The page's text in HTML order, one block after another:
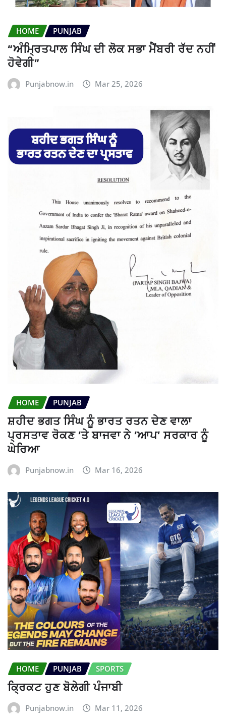
HOME PUNJAB
“ਅੰਮ੍ਰਿਤਪਾਲ ਸਿੰਘ ਦੀ ਲੋਕ ਸਭਾ ਮੈਂਬਰੀ ਰੱਦ ਨਹੀਂ
ਹੋਵੇਗੀ”
Punjabnow.in Mar 25, 2026
HOME PUNJAB
ਸ਼ਹੀਦ ਭਗਤ ਸਿੰਘ ਨੂੰ ਭਾਰਤ ਰਤਨ ਦੇਣ ਵਾਲਾ
ਪ੍ਰਸਤਾਵ ਰੋਕਣ ‘ਤੇ ਬਾਜਵਾ ਨੇ ‘ਆਪ’ ਸਰਕਾਰ ਨੂੰ
ਘੇਰਿਆ
Punjabnow.in Mar 16, 2026
HOME PUNJAB SPORTS
ਕ੍ਰਿਕਟ ਹੁਣ ਬੋਲੇਗੀ ਪੰਜਾਬੀ
Punjabnow.in Mar 11, 2026